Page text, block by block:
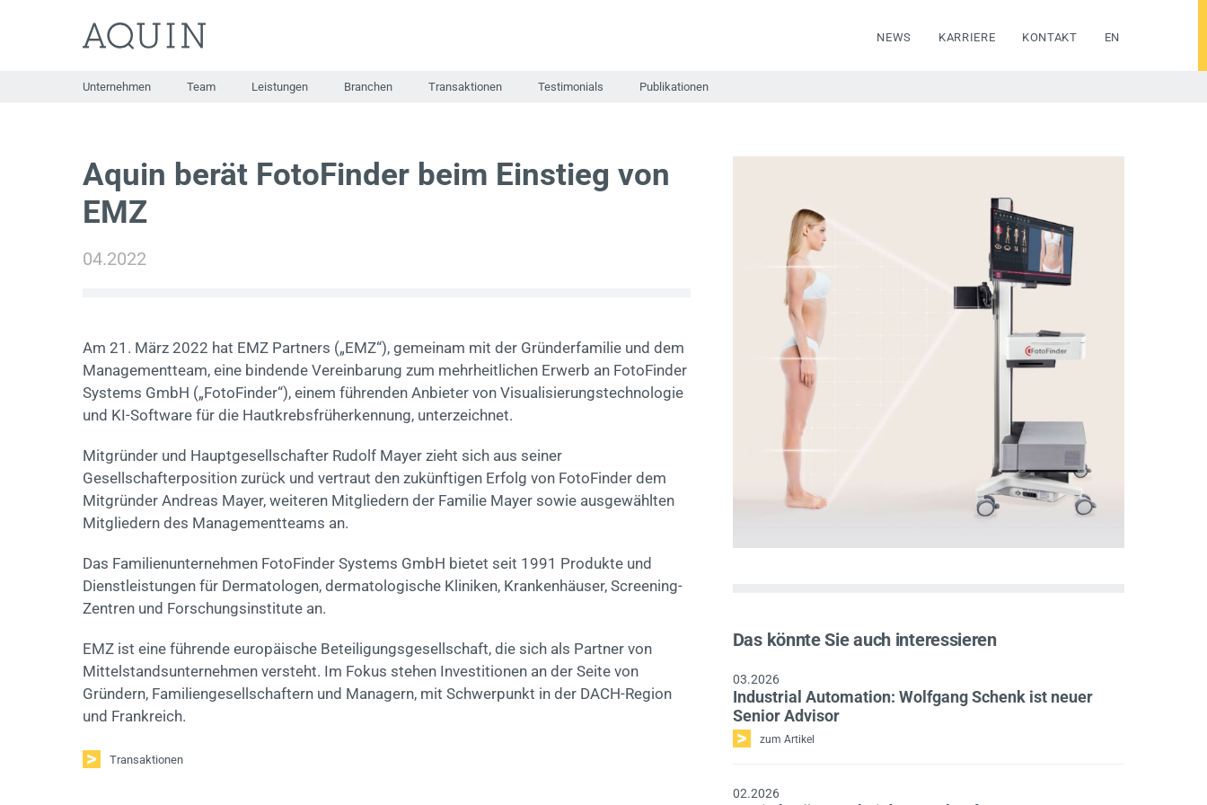
NEWS KARRIERE KONTAKT EN
Unternehmen Team Leistungen Branchen Transaktionen Testimonials Publikationen
Aquin berät FotoFinder beim Einstieg von
EMZ
04.2022
Am 21. März 2022 hat EMZ Partners („EMZ“), gemeinam mit der Gründerfamilie und dem
Managementteam, eine bindende Vereinbarung zum mehrheitlichen Erwerb an FotoFinder
Systems GmbH („FotoFinder“), einem führenden Anbieter von Visualisierungstechnologie
und KI-Software für die Hautkrebsfrüherkennung, unterzeichnet.
Mitgründer und Hauptgesellschafter Rudolf Mayer zieht sich aus seiner
Gesellschafterposition zurück und vertraut den zukünftigen Erfolg von FotoFinder dem
Mitgründer Andreas Mayer, weiteren Mitgliedern der Familie Mayer sowie ausgewählten
Mitgliedern des Managementteams an.
Das Familienunternehmen FotoFinder Systems GmbH bietet seit 1991 Produkte und
Dienstleistungen für Dermatologen, dermatologische Kliniken, Krankenhäuser, Screening-
Zentren und Forschungsinstitute an.
EMZ ist eine führende europäische Beteiligungsgesellschaft, die sich als Partner von
Mittelstandsunternehmen versteht. Im Fokus stehen Investitionen an der Seite von
Gründern, Familiengesellschaftern und Managern, mit Schwerpunkt in der DACH-Region
und Frankreich.
Transaktionen
Das könnte Sie auch interessieren
03.2026
Industrial Automation: Wolfgang Schenk ist neuer
Senior Advisor
zum Artikel
02.2026